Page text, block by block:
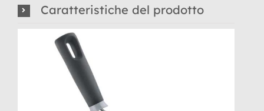
Caratteristiche del prodotto